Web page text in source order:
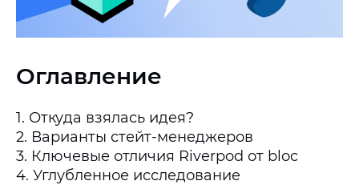
Оглавление
1. Откуда взялась идея?
2. Варианты стейт-менеджеров
3. Ключевые отличия Riverpod от bloc
4. Углубленное исследование